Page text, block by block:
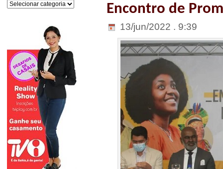
Encontro de
13/jun/2022 . 9:39